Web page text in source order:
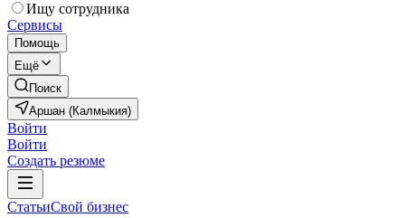
Ищу сотрудника
Сервисы
Помощь
Ещё
Поиск
Аршан (Калмыкия)
Войти
Войти
Создать резюме
СтатьиСвой бизнес